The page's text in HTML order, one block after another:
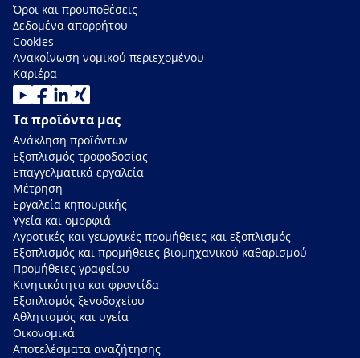
Όροι και προϋποθέσεις
Δεδομένα απορρήτου
Cookies
Ανακοίνωση νομικού περιεχομένου
Καριέρα
Τα προϊόντα μας
Ανάκληση προϊόντων
Εξοπλισμός τροφοδοσίας
Επαγγελματικά εργαλεία
Μέτρηση
Εργαλεία κηπουρικής
Υγεία και ομορφιά
Αγροτικές και γεωργικές προμήθειες και εξοπλισμός
Εξοπλισμός και προμήθειες βιομηχανικού καθαρισμού
Προμήθειες γραφείου
Κινητικότητα και φροντίδα
Εξοπλισμός ξενοδοχείου
Αθλητισμός και υγεία
Οικονομικά
Αποτελέσματα αναζήτησης